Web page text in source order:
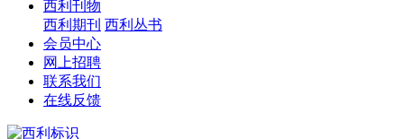
西利刊物
西利期刊 西利丛书
会员中心
网上招聘
联系我们
在线反馈